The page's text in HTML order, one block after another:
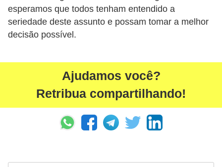
esperamos que todos tenham entendido a
seriedade deste assunto e possam tomar a melhor
decisão possível.
Ajudamos você?
Retribua compartilhando!
i
s
e
ç